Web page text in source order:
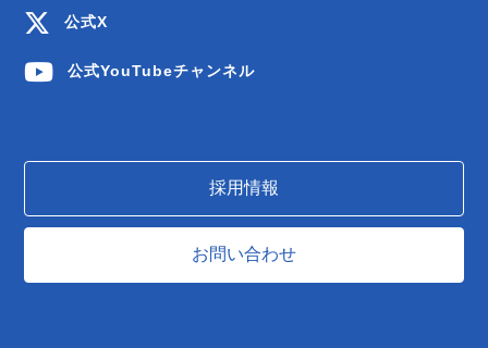
公式X
公式YouTubeチャンネル
採用情報
お問い合わせ